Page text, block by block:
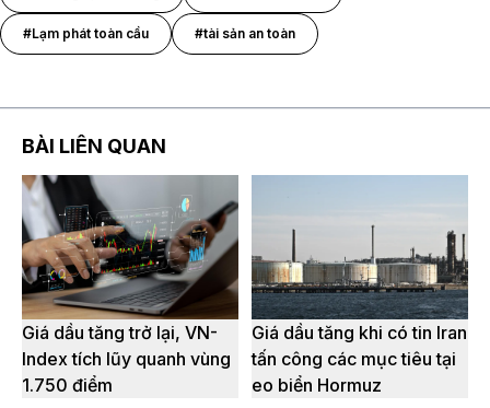
#Lạm phát toàn cầu #tài sản an toàn
BÀI LIÊN QUAN
Giá dầu tăng trở lại, VN-
Index tích lũy quanh vùng
1.750 điểm
Giá dầu tăng khi có tin Iran
tấn công các mục tiêu tại
eo biển Hormuz